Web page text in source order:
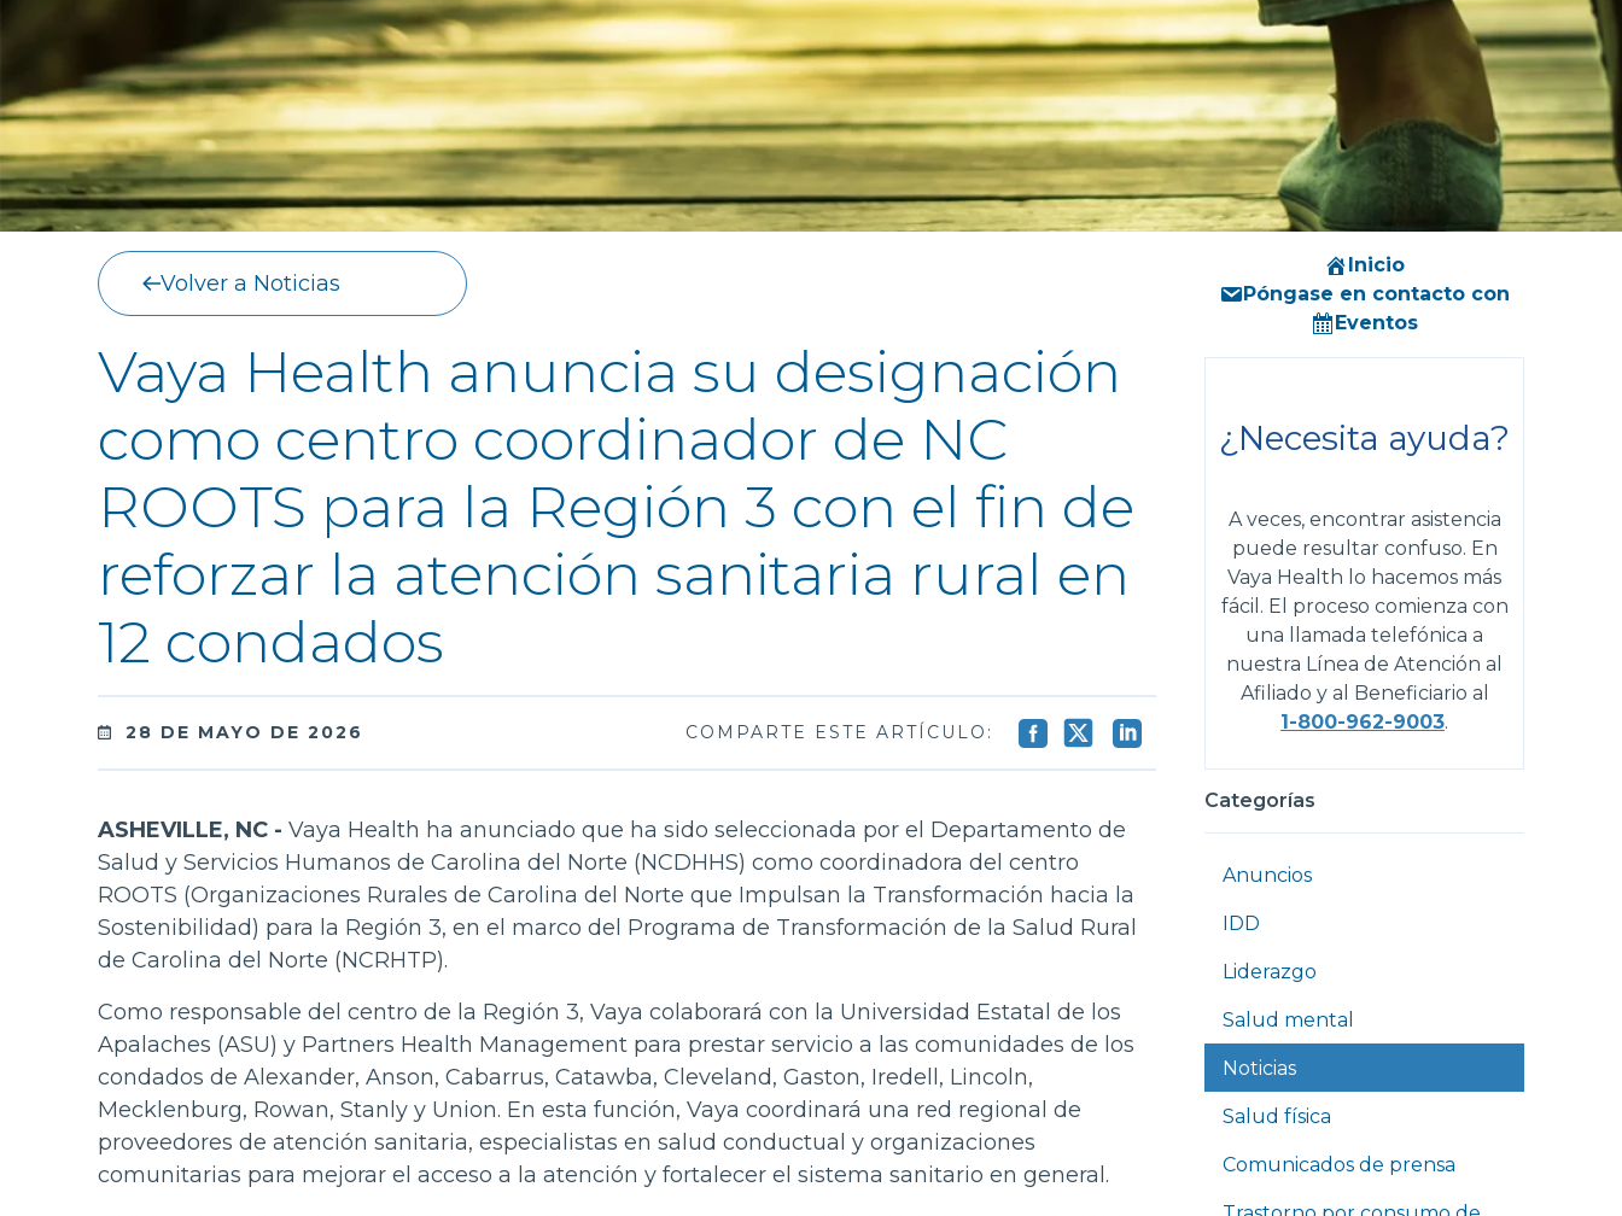
Volver a Noticias
Vaya Health anuncia su designación
como centro coordinador de NC
ROOTS para la Región 3 con el fin de
reforzar la atención sanitaria rural en
12 condados
28 DE MAYO DE 2026 COMPARTE ESTE ARTÍCULO:
ASHEVILLE, NC - Vaya Health ha anunciado que ha sido seleccionada por el Departamento de
Salud y Servicios Humanos de Carolina del Norte (NCDHHS) como coordinadora del centro
ROOTS (Organizaciones Rurales de Carolina del Norte que Impulsan la Transformación hacia la
Sostenibilidad) para la Región 3, en el marco del Programa de Transformación de la Salud Rural
de Carolina del Norte (NCRHTP).
Como responsable del centro de la Región 3, Vaya colaborará con la Universidad Estatal de los
Apalaches (ASU) y Partners Health Management para prestar servicio a las comunidades de los
condados de Alexander, Anson, Cabarrus, Catawba, Cleveland, Gaston, Iredell, Lincoln,
Mecklenburg, Rowan, Stanly y Union. En esta función, Vaya coordinará una red regional de
proveedores de atención sanitaria, especialistas en salud conductual y organizaciones
comunitarias para mejorar el acceso a la atención y fortalecer el sistema sanitario en general.
Inicio
Póngase en contacto con
Eventos
¿Necesita ayuda?
A veces, encontrar asistencia
puede resultar confuso. En
Vaya Health lo hacemos más
fácil. El proceso comienza con
una llamada telefónica a
nuestra Línea de Atención al
Afiliado y al Beneficiario al
1-800-962-9003.
Categorías
Anuncios
IDD
Liderazgo
Salud mental
Noticias
Salud física
Comunicados de prensa